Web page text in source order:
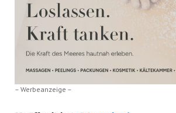
– Werbeanzeige –